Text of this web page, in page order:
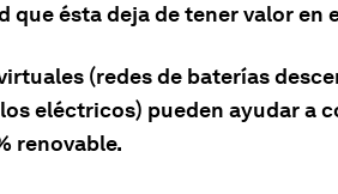
que ésta deja de tener valor en
(redes de baterías
eléctricos) pueden ayudar a
renovable.